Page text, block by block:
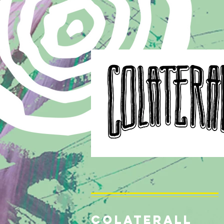
COLATERALL